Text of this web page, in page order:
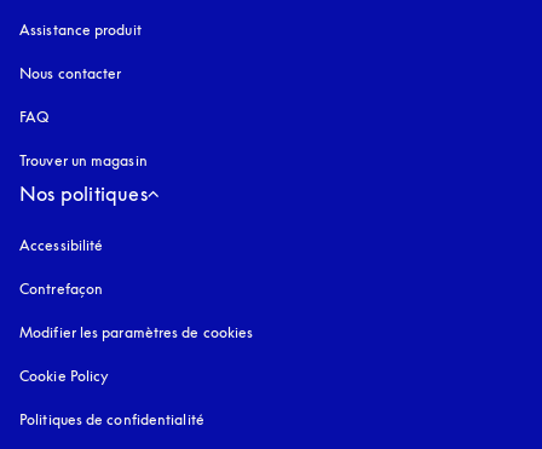
Assistance produit
Nous contacter
FAQ
Trouver un magasin
Nos politiques
Accessibilité
Contrefaçon
Modifier les paramètres de cookies
Cookie Policy
Politiques de confidentialité